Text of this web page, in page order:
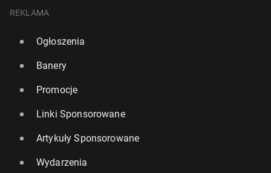
REKLAMA
Ogłoszenia
Banery
Promocje
Linki Sponsorowane
Artykuły Sponsorowane
Wydarzenia